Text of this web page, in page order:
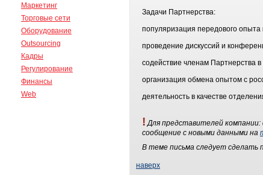
Маркетинг
Торговые сети
Оборудование
Outsourcing
Кадры
Регулирование
Финансы
Web
Задачи Партнерства:
популяризация передового
проведение дискуссий и
содействие членам Партнерства
организация обмена опытом с
деятельность в качестве
! Для представителей
сообщение с новыми данными на
В теме письма следует сделать
наверх